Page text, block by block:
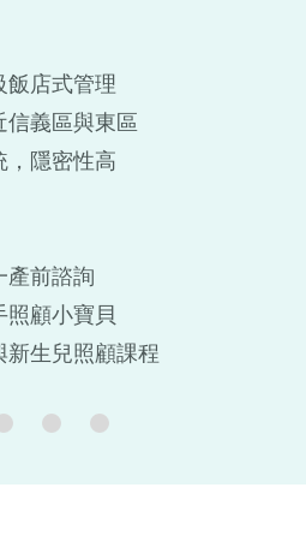
飯店式管理
信義區與東區
，隱密性高
產前諮詢
照顧小寶貝
新生兒照顧課程